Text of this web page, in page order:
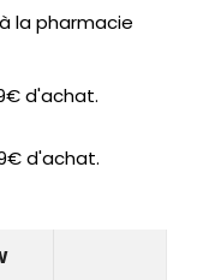
la pharmacie
d'achat.
d'achat.